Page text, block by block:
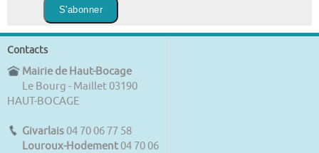
Contacts
Mairie de Haut-Bocage
Le Bourg - Maillet 03190
HAUT-BOCAGE
Givarlais 04 70 06 77 58
Louroux-Hodement 04 70 06